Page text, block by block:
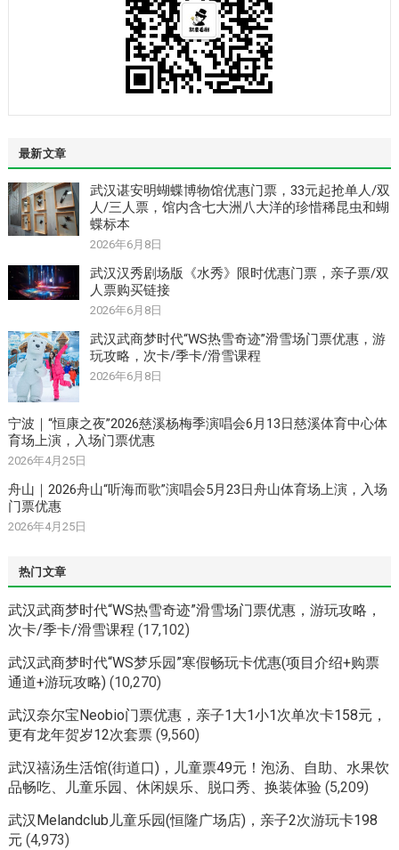
最新文章
武汉谌安明蝴蝶博物馆优惠门票，33元起抢单人/双
人/三人票，馆内含七大洲八大洋的珍惜稀昆虫和蝴
蝶标本
2026年6月8日
武汉汉秀剧场版《水秀》限时优惠门票，亲子票/双
人票购买链接
2026年6月8日
武汉武商梦时代“WS热雪奇迹”滑雪场门票优惠，游
玩攻略，次卡/季卡/滑雪课程
2026年6月8日
宁波｜“恒康之夜”2026慈溪杨梅季演唱会6月13日慈溪体育中心体
育场上演，入场门票优惠
2026年4月25日
舟山｜2026舟山“听海而歌”演唱会5月23日舟山体育场上演，入场
门票优惠
2026年4月25日
热门文章
武汉武商梦时代“WS热雪奇迹”滑雪场门票优惠，游玩攻略，
次卡/季卡/滑雪课程 (17,102)
武汉武商梦时代“WS梦乐园”寒假畅玩卡优惠(项目介绍+购票
通道+游玩攻略) (10,270)
武汉奈尔宝Neobio门票优惠，亲子1大1小1次单次卡158元，
更有龙年贺岁12次套票 (9,560)
武汉禧汤生活馆(街道口)，儿童票49元！泡汤、自助、水果饮
品畅吃、儿童乐园、休闲娱乐、脱口秀、换装体验 (5,209)
武汉Melandclub儿童乐园(恒隆广场店)，亲子2次游玩卡198
元 (4,973)